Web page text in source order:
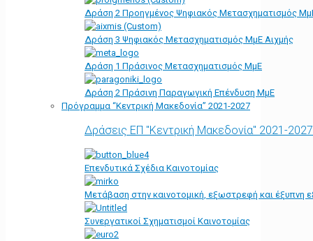
Δράση 2 Προηγμένος Ψηφιακός Μετασχηματισμός
Δράση 3 Ψηφιακός Μετασχηματισμός ΜμΕ Αιχμής
Δράση 1 Πράσινος Μετασχηματισμός ΜμΕ
Δράση 2 Πράσινη Παραγωγική Επένδυση ΜμΕ
Πρόγραμμα “Κεντρική Μακεδονία” 2021-2027
Δράσεις ΕΠ "Κεντρική Μακεδονία" 2021-2027
Επενδυτικά Σχέδια Καινοτομίας
Μετάβαση στην καινοτομική, εξωστρεφή και έξυπνη
Συνεργατικοί Σχηματισμοί Καινοτομίας